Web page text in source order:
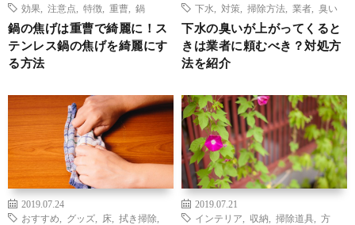
効果
注意点 特徴 重曹 鍋
鍋の焦げは重曹で綺麗に！ス
テンレス鍋の焦げを綺麗にす
る方法
下水
対策 掃除方法 業者 臭い
下水の臭いが上がってくると
きは業者に頼むべき？対処方
法を紹介
2019.07.24
おすすめ
グッズ 床 拭き掃除
2019.07.21
インテリア
収納 掃除道具
方